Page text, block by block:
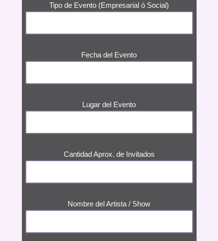
Tipo de Evento (Empresarial ó Social)
Fecha del Evento
Lugar del Evento
Cantidad Aprox. de Invitados
Nombre del Artista / Show